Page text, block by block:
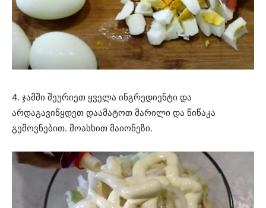
4. ჯამში შეურიეთ ყველა ინგრედიენტი და
არდაგავიწყდეთ დაამატოთ მარილი და წიწაკა
გემოვნებით. მოასხით მაიონეზი.